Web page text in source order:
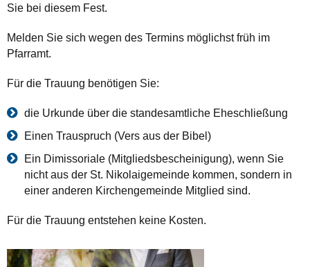
Sie bei diesem Fest.
Melden Sie sich wegen des Termins möglichst früh im
Pfarramt.
Für die Trauung benötigen Sie:
die Urkunde über die standesamtliche Eheschließung
Einen Trauspruch (Vers aus der Bibel)
Ein Dimissoriale (Mitgliedsbescheinigung), wenn Sie
nicht aus der St. Nikolaigemeinde kommen, sondern in
einer anderen Kirchengemeinde Mitglied sind.
Für die Trauung entstehen keine Kosten.